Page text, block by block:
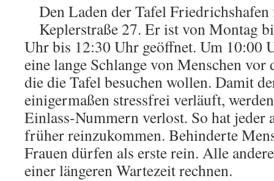
Den Laden der Tafel
Keplerstraße 27. Er ist von Montag
Uhr bis 12:30 Uhr geöffnet. Um 10:00
eine lange Schlange von Menschen vor
die die Tafel besuchen wollen. Damit
einigermaßen stressfrei verläuft,
Einlass-Nummern verlost. So hat jeder
früher reinzukommen. Behinderte
Frauen dürfen als erste rein. Alle
einer längeren Wartezeit rechnen.